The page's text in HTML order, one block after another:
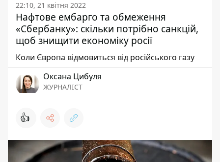
22:10, 21 квітня 2022
Нафтове ембарго та обмеження
«Сбербанку»: скільки потрібно санкцій,
щоб знищити економіку росії
Коли Європа відмовиться від російського газу
Оксана Цибуля
ЖУРНАЛІСТ
👍